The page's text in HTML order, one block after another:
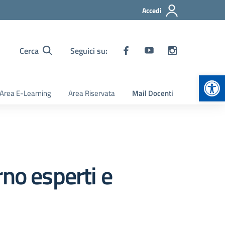
Accedi
Cerca Seguici su:
Area E-Learning Area Riservata Mail Docenti
esperti e